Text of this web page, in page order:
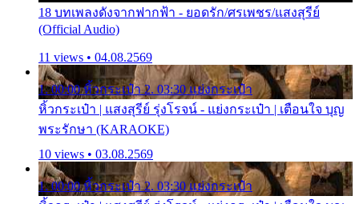
18 บทเพลงดังจากฟากฟ้า - ยอดรัก/ศรเพชร/แสงสุรีย์
(Official Audio)
11 views • 04.08.2569
1. 00:00 หิ้วกระเป๋า 2. 03:30 แย่งกระเป๋า
หิ้วกระเป๋า | แสงสุรีย์ รุ่งโรจน์ - แย่งกระเป๋า | เตือนใจ บุญ
พระรักษา (KARAOKE)
10 views • 03.08.2569
1. 00:00 หิ้วกระเป๋า 2. 03:30 แย่งกระเป๋า